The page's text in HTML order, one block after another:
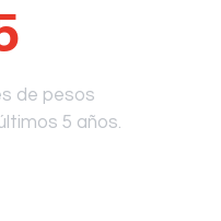
de pesos
5 años.